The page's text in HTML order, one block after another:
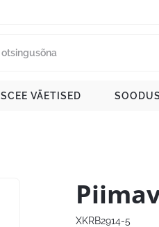
SCEE VÄETISED SOODUS
XKRB2914-5